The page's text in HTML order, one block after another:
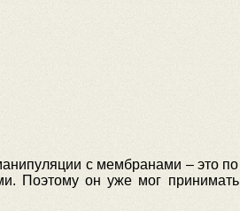
с мембранами – это по
Поэтому он уже мог принимать